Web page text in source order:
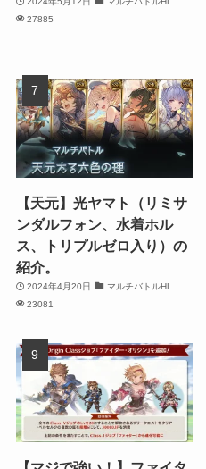
27885
【天元】光ヤマト（リミサ
ンダルフォン、水着ホル
ス、トリプルゼロ入り）の
紹介。
2024年4月20日
マルチバトルHL
23081